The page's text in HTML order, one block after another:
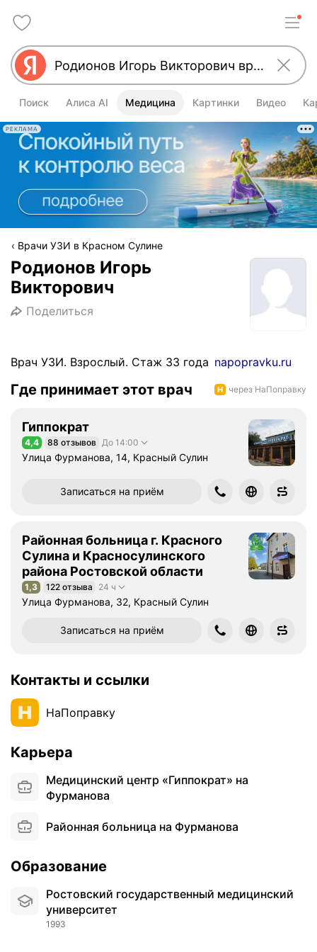
Поиск Алиса AI Медицина Картинки Видео
РЕКЛАМА
Врачи УЗИ в Красном Сулине
Родионов Игорь
Викторович
Поделиться
Врач УЗИ. Взрослый. Стаж 33 года napopravku.ru
Где принимает этот врач через НаПоправку
Гиппократ
Рейтинг 4,4 из 5
4,4 88 отзывов До 14:00
Улица Фурманова, 14, Красный Сулин
Записаться на приём
Районная больница г. Красного
Сулина и Красносулинского
района Ростовской области
Рейтинг 1,3 из 5
1,3 122 отзыва 24 ч
Улица Фурманова, 32, Красный Сулин
Записаться на приём
Контакты и ссылки
НаПоправку
Карьера
Медицинский центр «Гиппократ» на
Фурманова
Районная больница на Фурманова
Образование
Ростовский государственный медицинский
университет
1993